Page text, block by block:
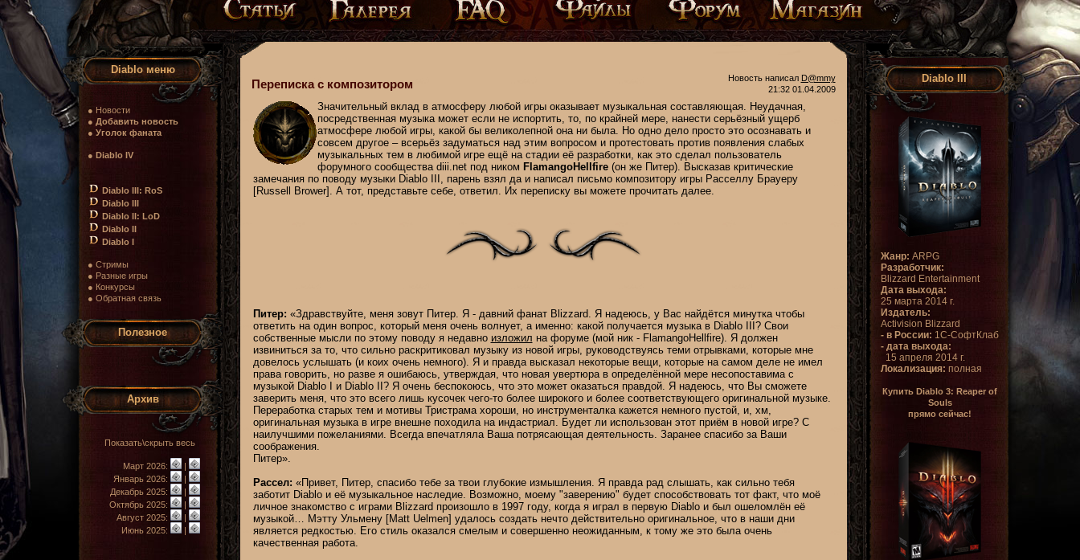
Diablo меню
● Новости
● Добавить новость
● Уголок фаната
● Diablo IV
Diablo III: RoS
Diablo III
Diablo II: LoD
Diablo II
Diablo I
● Стримы
● Разные игры
● Конкурсы
● Обратная связь
Полезное
Архив
Показать\скрыть весь
Март 2026:
|
Январь 2026:
|
Декабрь 2025:
|
Октябрь 2025:
|
Август 2025:
|
Июнь 2025:
|
Переписка с композитором Новость написал D@mmy
21:32 01.04.2009
Значительный вклад в атмосферу любой игры оказывает музыкальная составляющая. Неудачная,
посредственная музыка может если не испортить, то, по крайней мере, нанести серьёзный ущерб
атмосфере любой игры, какой бы великолепной она ни была. Но одно дело просто это осознавать и
совсем другое – всерьёз задуматься над этим вопросом и протестовать против появления слабых
музыкальных тем в любимой игре ещё на стадии её разработки, как это сделал пользователь
форумного сообщества diii.net под ником FlamangoHellfire(он же Питер). Высказав критические
замечания по поводу музыки Diablo III, парень взял да и написал письмо композитору игры Расселлу Брауеру
[Russell Brower]. А тот, представьте себе, ответил. Их переписку вы можете прочитать далее.
Питер: «Здравствуйте, меня зовут Питер. Я - давний фанат Blizzard. Я надеюсь, у Вас найдётся минутка чтобы
ответить на один вопрос, который меня очень волнует, а именно: какой получается музыка в Diablo III? Свои
собственные мысли по этому поводу я недавно изложил на форуме (мой ник - FlamangoHellfire). Я должен
извиниться за то, что сильно раскритиковал музыку из новой игры, руководствуясь теми отрывками, которые мне
довелось услышать (и коих очень немного). Я и правда высказал некоторые вещи, которые на самом деле не имел
права говорить, но разве я ошибаюсь, утверждая, что новая увертюра в определённой мере несопоставима с
музыкой Diablo I и Diablo II? Я очень беспокоюсь, что это может оказаться правдой. Я надеюсь, что Вы сможете
заверить меня, что это всего лишь кусочек чего-то более широкого и более соответствующего оригинальной музыке.
Переработка старых тем и мотивы Тристрама хороши, но инструменталка кажется немного пустой, и, хм,
оригинальная музыка в игре внешне походила на индастриал. Будет ли использован этот приём в новой игре? С
наилучшими пожеланиями. Всегда впечатляла Ваша потрясающая деятельность. Заранее спасибо за Ваши
соображения.
Питер».
Рассел: «Привет, Питер, спасибо тебе за твои глубокие измышления. Я правда рад слышать, как сильно тебя
заботит Diablo и её музыкальное наследие. Возможно, моему "заверению" будет способствовать тот факт, что моё
личное знакомство с играми Blizzard произошло в 1997 году, когда я играл в первую Diablo и был ошеломлён её
музыкой… Мэтту Ульмену [Matt Uelmen] удалось создать нечто действительно оригинальное, что в наши дни
является редкостью. Его стиль оказался смелым и совершенно неожиданным, к тому же это была очень
качественная работа.
Diablo III
Жанр: ARPG
Разработчик:
Blizzard Entertainment
Дата выхода:
25 марта 2014 г.
Издатель:
Activision Blizzard
- в России: 1С-СофтКлаб
- дата выхода:
15 апреля 2014 г.
Локализация: полная
Купить Diablo 3: Reaper of
Souls
прямо сейчас!